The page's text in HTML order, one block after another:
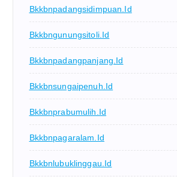
Bkkbnpadangsidimpuan.id
Bkkbngunungsitoli.id
Bkkbnpadangpanjang.id
Bkkbnsungaipenuh.id
Bkkbnprabumulih.id
Bkkbnpagaralam.id
Bkkbnlubuklinggau.id